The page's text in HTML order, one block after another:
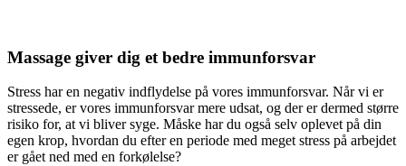
Massage giver dig et bedre immunforsvar
Stress har en negativ indflydelse på vores immunforsvar. Når vi er
stressede, er vores immunforsvar mere udsat, og der er dermed større
risiko for, at vi bliver syge. Måske har du også selv oplevet på din
egen krop, hvordan du efter en periode med meget stress på arbejdet
er gået ned med en forkølelse?